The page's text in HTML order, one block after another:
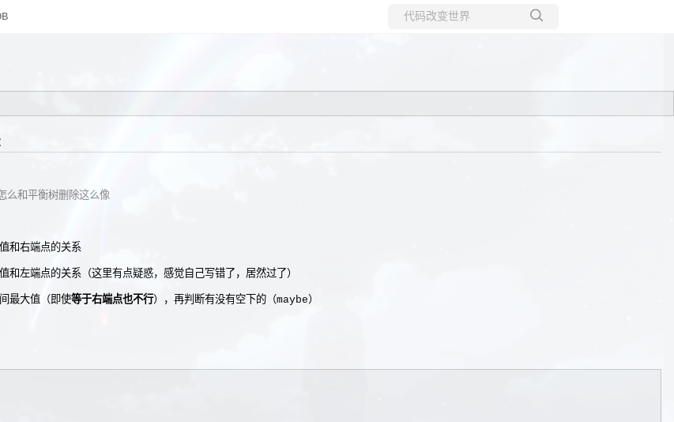
么和平衡树删除这么像
和右端点的关系
左端点的关系（这里有点疑惑，感觉自己写错了，居然过了）
最大值（即使等于右端点也不行），再判断有没有空下的（maybe）